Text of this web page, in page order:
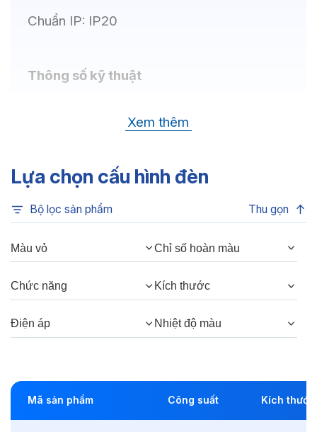
Chuẩn IP: IP20
Thông số kỹ thuật
6500K, 4000K, 3500K,
Chỉ số hoàn màu: CRI80, CRI90
Quang thông:900lm(C), 900lm(N),
Thông số Điện & Lắp đặt
Kiểu lắp đặt:Gài / Ray
Xem thêm
Lựa chọn cấu hình đèn
Bộ lọc sản phẩm Thu gọn
Màu vỏ Chỉ số hoàn màu
Chức năng Kích thước
Điện áp Nhiệt độ màu
Mã sản phẩm Công suất Kích thước